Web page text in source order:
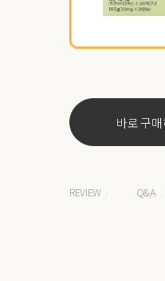
바로 구매
REVIEW Q&A